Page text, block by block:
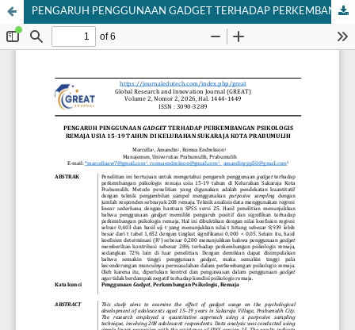
PENGARUH PENGGUNAAN GADGET TERHADAP PERKEMBANGAN PSIKOLOGIS REMAJA USIA 15-19 TAHUN DI KELURAHAN SUKARAJA KOTA PRABUMULIH